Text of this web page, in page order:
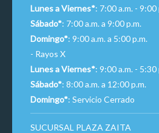
Lunes a Viernes*: 7:00 a.m. - 9:00
Sábado*: 7:00 a.m. a 9:00 p.m.
Domingo*: 9:00 a.m. a 5:00 p.m.
- Rayos X
Lunes a Viernes*: 9:00 a.m. - 5:30
Sábado*: 8:00 a.m. a 12:00 p.m.
Domingo*: Servicio Cerrado
SUCURSAL PLAZA ZAITA